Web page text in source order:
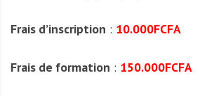
Frais d’inscription : 10.000FCFA
Frais de formation : 150.000FCFA